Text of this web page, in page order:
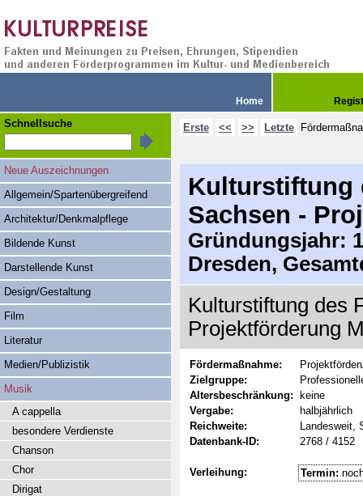
Home
Erste << >> Letzte
Kulturstiftung
Sachsen -
Gründungsjahr:
Dresden,
Kulturstiftung des
Projektförderung
Fördermaßnahme:
Zielgruppe:
Altersbeschränkung:
keine
Vergabe:
halbjährlich
Reichweite:
Landesweit,
Datenbank-ID:
2768 / 4152
Verleihung: Termin:
Schnellsuche
Neue Auszeichnungen
Allgemein/Spartenübergreifend
Architektur/Denkmalpflege
Bildende Kunst
Darstellende Kunst
Design/Gestaltung
Film
Literatur
Medien/Publizistik
Musik
A cappella
besondere Verdienste
Chanson
Chor
Dirigat